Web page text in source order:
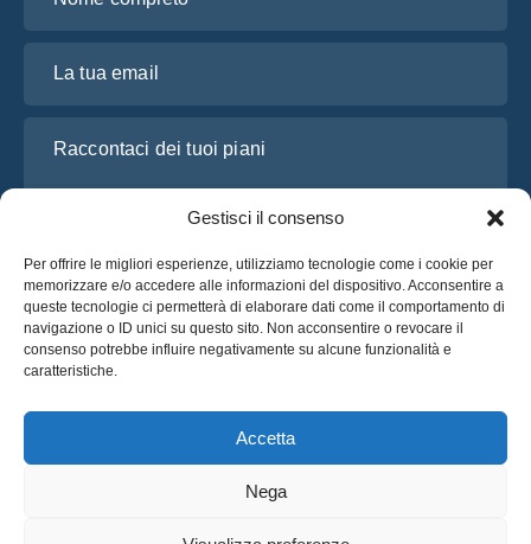
Gestisci il consenso
Per offrire le migliori esperienze, utilizziamo tecnologie come i cookie per
memorizzare e/o accedere alle informazioni del dispositivo. Acconsentire a
queste tecnologie ci permetterà di elaborare dati come il comportamento di
navigazione o ID unici su questo sito. Non acconsentire o revocare il
consenso potrebbe influire negativamente su alcune funzionalità e
caratteristiche.
Accetta
Nega
Ho letto e accetto l’
Richiedi un preventivo
Richiedi un preventivo